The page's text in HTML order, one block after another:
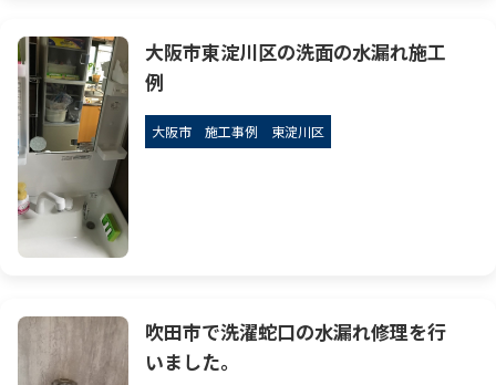
大阪市東淀川区の洗面の水漏れ施工
例
大阪市 施工事例 東淀川区
吹田市で洗濯蛇口の水漏れ修理を行
いました。